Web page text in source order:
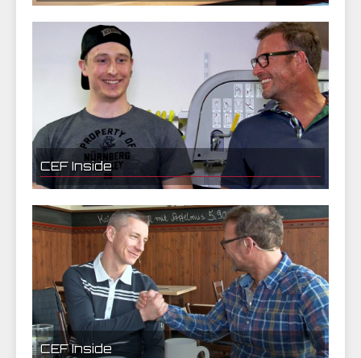
Dieter Nüssing und (Chico) Vogt im Interview
CEF Inside
Andy Jenike exklusiv auf CEF Inside
04.03.2017 08:25 | CEF Nürnberg
CEF Inside
15.08.2016 10:35 | CEF Nürnberg